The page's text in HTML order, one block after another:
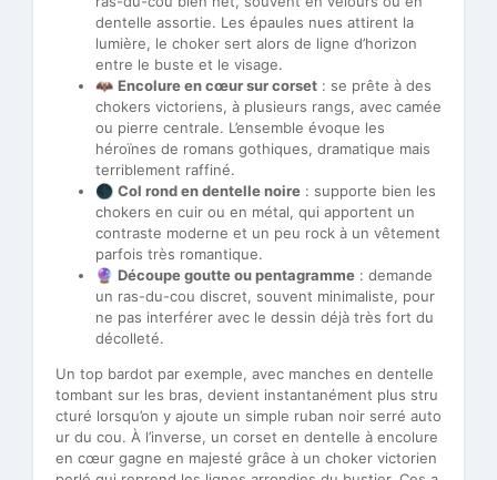
dentelle assortie. Les épaules nues attirent la
lumière, le choker sert alors de ligne d’horizon
entre le buste et le visage.
🦇 Encolure en cœur sur corset : se prête à des
chokers victoriens, à plusieurs rangs, avec camée
ou pierre centrale. L’ensemble évoque les
héroïnes de romans gothiques, dramatique mais
terriblement raffiné.
🌑 Col rond en dentelle noire : supporte bien les
chokers en cuir ou en métal, qui apportent un
contraste moderne et un peu rock à un vêtement
parfois très romantique.
🔮 Découpe goutte ou pentagramme : demande
un ras-du-cou discret, souvent minimaliste, pour
ne pas interférer avec le dessin déjà très fort du
décolleté.
Un top bardot par exemple, avec manches en dentelle
tombant sur les bras, devient instantanément plus stru
cturé lorsqu’on y ajoute un simple ruban noir serré auto
ur du cou. À l’inverse, un corset en dentelle à encolure
en cœur gagne en majesté grâce à un choker victorien